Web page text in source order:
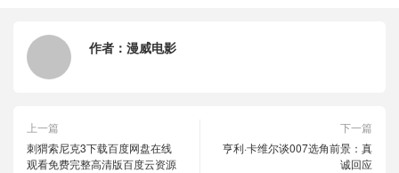
作者： 漫威电影
上一篇
刺猬索尼克3下载百度网盘在线
观看免费完整高清版百度云资源
下一篇
亨利·卡维尔谈007选角前景：真
诚回应